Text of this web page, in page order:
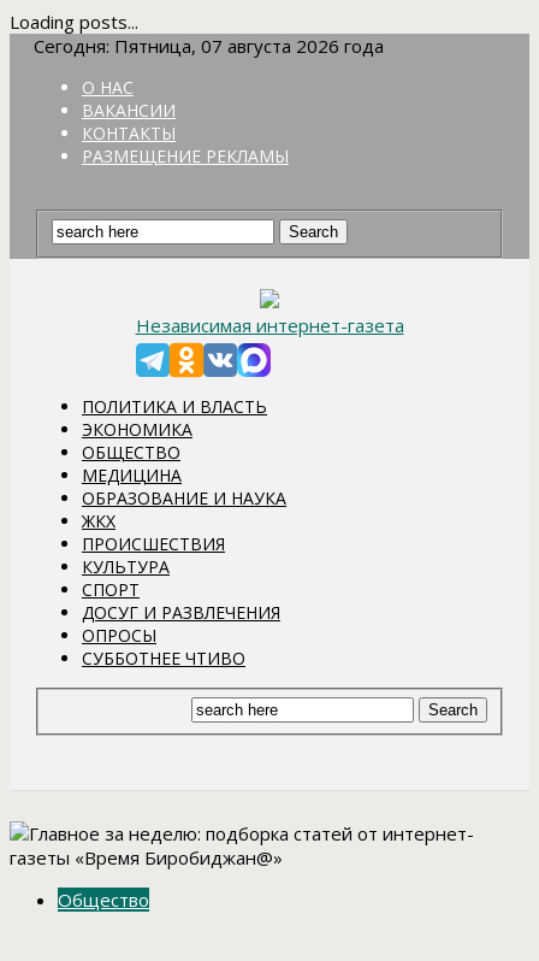
Loading posts...
Сегодня: Пятница, 07 августа 2026 года
О НАС
ВАКАНСИИ
КОНТАКТЫ
РАЗМЕЩЕНИЕ РЕКЛАМЫ
Независимая интернет-газета
ПОЛИТИКА И ВЛАСТЬ
ЭКОНОМИКА
ОБЩЕСТВО
МЕДИЦИНА
ОБРАЗОВАНИЕ И НАУКА
ЖКХ
ПРОИСШЕСТВИЯ
КУЛЬТУРА
СПОРТ
ДОСУГ И РАЗВЛЕЧЕНИЯ
ОПРОСЫ
СУББОТНЕЕ ЧТИВО
Общество